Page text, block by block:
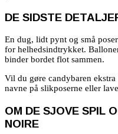
DE SIDSTE
En dug, lidt pynt og små
for helhedsindtrykket.
binder bordet flot sammen.
Vil du gøre candybaren
navne på slikposerne eller
OM DE SJOVE SPIL
NOIRE